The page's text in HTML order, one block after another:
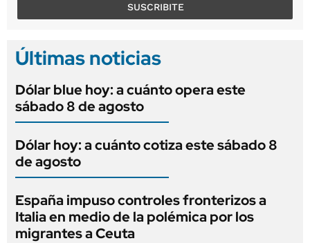
SUSCRIBITE
Últimas noticias
Dólar blue hoy: a cuánto opera este
sábado 8 de agosto
Dólar hoy: a cuánto cotiza este sábado 8
de agosto
España impuso controles fronterizos a
Italia en medio de la polémica por los
migrantes a Ceuta